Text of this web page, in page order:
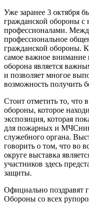
Уже заранее 3 октября
гражданской обороны
профессионалами.
профессиональное
гражданской обороны.
самое важное внимание
оборона является
и позволяет многое
возможность получить
Стоит отметить то, что
обороны, которое
экспозиция, которая
для пожарных и
служебного органа.
говорить о том, что во
округе выставка
участников здесь
защиты.
Официально поздравят
Обороны со всех